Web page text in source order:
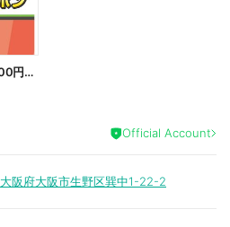
ライフアプリ7月8月毎週水曜100円オフ
Official Account
大阪府大阪市生野区巽中1-22-2